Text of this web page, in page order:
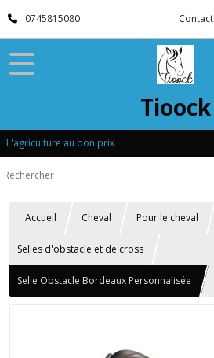
0745815080 Contact
Tioock
L'agriculture au bon prix
Accueil Cheval Pour le cheval
Selles d'obstacle et de cross
Selle Obstacle Bordeaux Personnalisée